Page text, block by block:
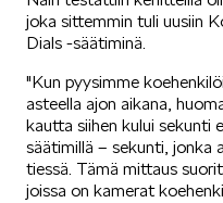
joka sittemmin tuli uusiin
Dials -säätiminä.
"Kun pyysimme
asteella ajon aikana,
kautta siihen kului sekunti
säätimillä – sekunti, jonka
tiessä. Tämä mittaus
joissa on kamerat